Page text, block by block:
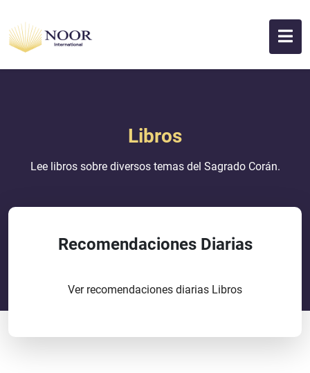
Libros
Lee libros sobre diversos temas del Sagrado Corán.
Recomendaciones Diarias
Ver recomendaciones diarias Libros